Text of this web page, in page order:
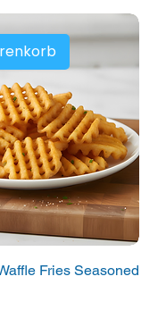
Fries Seasoned